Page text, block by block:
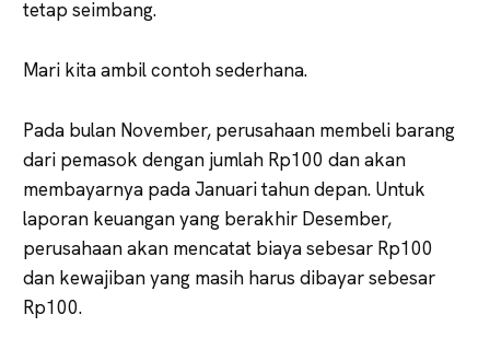
tetap seimbang.
Mari kita ambil contoh sederhana.
Pada bulan November, perusahaan membeli barang
dari pemasok dengan jumlah Rp100 dan akan
membayarnya pada Januari tahun depan. Untuk
laporan keuangan yang berakhir Desember,
perusahaan akan mencatat biaya sebesar Rp100
dan kewajiban yang masih harus dibayar sebesar
Rp100.